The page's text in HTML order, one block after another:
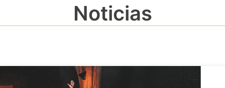
Noticias